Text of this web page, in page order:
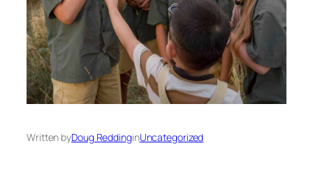
Written byDoug ReddinginUncategorized